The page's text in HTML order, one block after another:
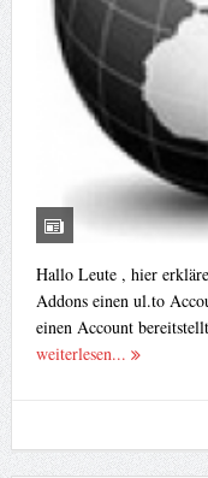
Hallo Leute , hier
Addons einen ul.to
einen Account
weiterlesen...